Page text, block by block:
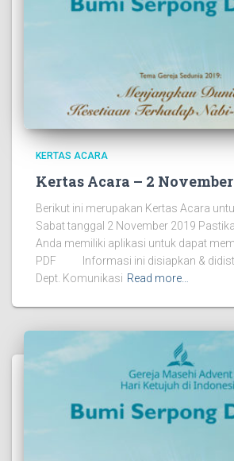
KERTAS ACARA
Kertas Acara – 2 November
Berikut ini merupakan Kertas Acara
Sabat tanggal 2 November 2019
Anda memiliki aplikasi untuk dapat
PDF Informasi ini disiapkan &
Dept. Komunikasi Read more…